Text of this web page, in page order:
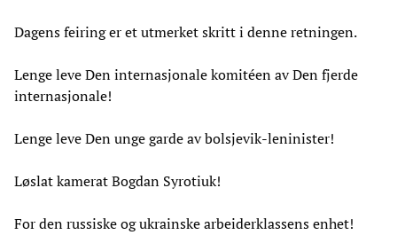
Dagens feiring er et utmerket skritt i denne retningen.
Lenge leve Den internasjonale komitéen av Den fjerde
internasjonale!
Lenge leve Den unge garde av bolsjevik-leninister!
Løslat kamerat Bogdan Syrotiuk!
For den russiske og ukrainske arbeiderklassens enhet!